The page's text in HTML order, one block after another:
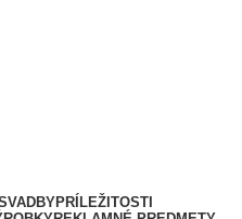
PRÍLEŽITOSTI